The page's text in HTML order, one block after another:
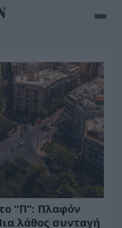
“Π”: Πλαφόν
λάθος συνταγή